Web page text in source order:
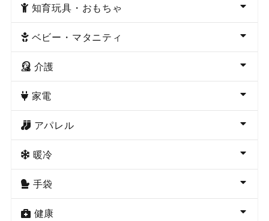
知育玩具・おもちゃ
ベビー・マタニティ
介護
家電
アパレル
暖冷
手袋
健康